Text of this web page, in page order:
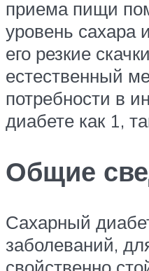
приема пищи
уровень сахара
его резкие
естественный
потребности в
диабете как 1,
Общие
Сахарный
заболеваний,